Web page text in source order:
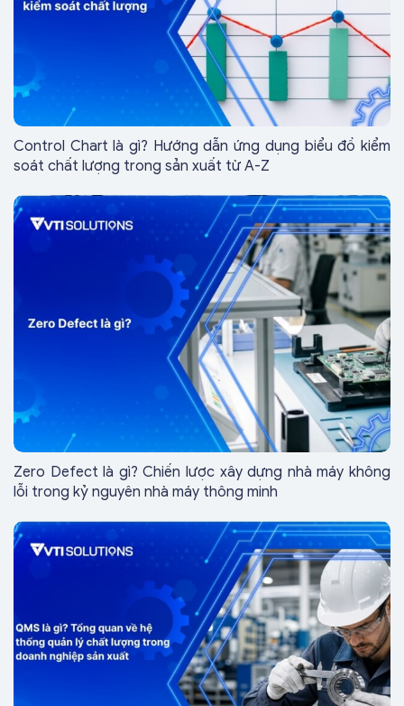
Control Chart là gì? Hướng dẫn ứng dụng biểu đồ kiểm
soát chất lượng trong sản xuất từ A-Z
Zero Defect là gì? Chiến lược xây dựng nhà máy không
lỗi trong kỷ nguyên nhà máy thông minh